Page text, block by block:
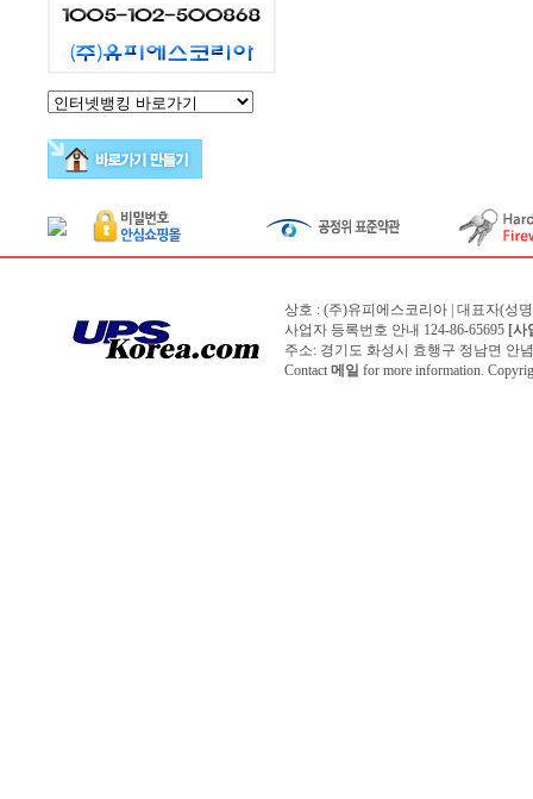
상호 : (주)유피에스코리아 | 대표자(성
사업자 등록번호 안내 124-86-65695 [사
주소: 경기도 화성시 효행구 정남면 안
Contact 메일 for more information.